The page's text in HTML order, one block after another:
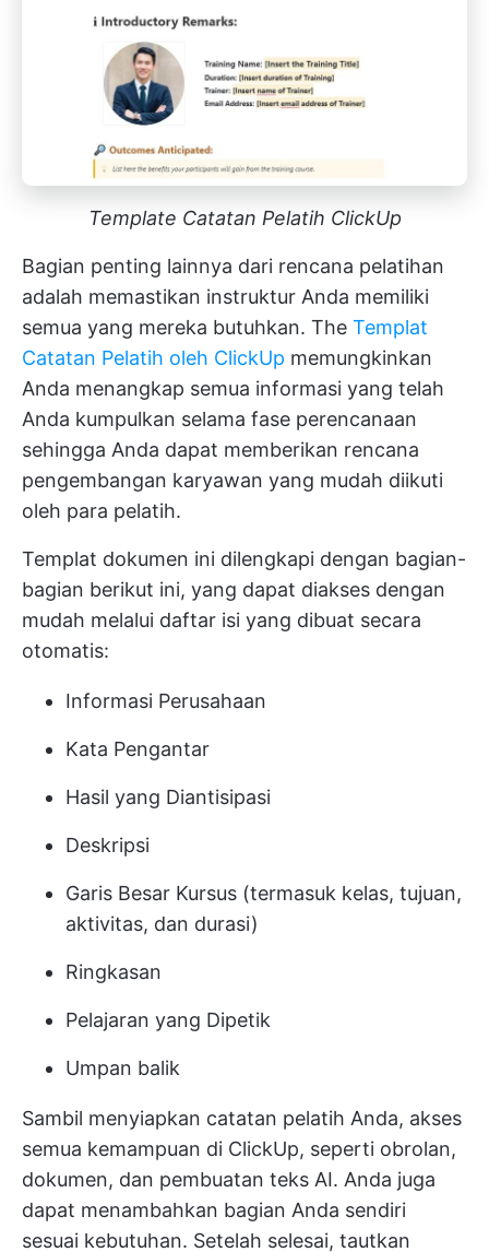
Template Catatan Pelatih ClickUp
Bagian penting lainnya dari rencana pelatihan
adalah memastikan instruktur Anda memiliki
semua yang mereka butuhkan. The Templat
Catatan Pelatih oleh ClickUp memungkinkan
Anda menangkap semua informasi yang telah
Anda kumpulkan selama fase perencanaan
sehingga Anda dapat memberikan rencana
pengembangan karyawan yang mudah diikuti
oleh para pelatih.
Templat dokumen ini dilengkapi dengan bagian-
bagian berikut ini, yang dapat diakses dengan
mudah melalui daftar isi yang dibuat secara
otomatis:
Informasi Perusahaan
Kata Pengantar
Hasil yang Diantisipasi
Deskripsi
Garis Besar Kursus (termasuk kelas, tujuan,
aktivitas, dan durasi)
Ringkasan
Pelajaran yang Dipetik
Umpan balik
Sambil menyiapkan catatan pelatih Anda, akses
semua kemampuan di ClickUp, seperti obrolan,
dokumen, dan pembuatan teks AI. Anda juga
dapat menambahkan bagian Anda sendiri
sesuai kebutuhan. Setelah selesai, tautkan